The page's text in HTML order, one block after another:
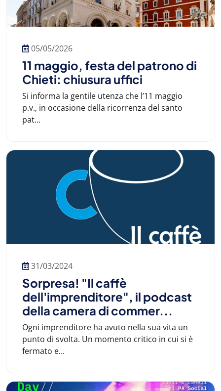
05/05/2026
11 maggio, festa del patrono di
Chieti: chiusura uffici
Si informa la gentile utenza che l’11 maggio
p.v., in occasione della ricorrenza del santo
pat...
31/03/2024
Sorpresa! "Il caffè
dell'imprenditore", il podcast
della camera di commer...
Ogni imprenditore ha avuto nella sua vita un
punto di svolta. Un momento critico in cui si è
fermato e...